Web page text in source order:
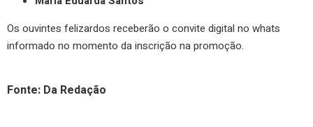
Os ouvintes felizardos receberão o convite digital no whats
informado no momento da inscrição na promoção.
Fonte: Da Redação